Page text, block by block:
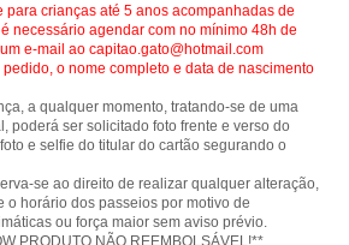
para crianças até 5 anos acompanhadas de
necessário agendar com no mínimo 48h de
e-mail ao capitao.gato@hotmail.com
o nome completo e data de nascimento
a qualquer momento, tratando-se de uma
poderá ser solicitado foto frente e verso do
e selfie do titular do cartão segurando o
se ao direito de realizar qualquer alteração,
o horário dos passeios por motivo de
ou força maior sem aviso prévio.
PRODUTO NÃO REEMBOLSÁVEL!**